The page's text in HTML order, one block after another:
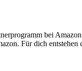
bei
Für dich entstehen